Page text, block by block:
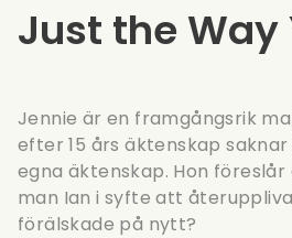
Just the Way
Jennie är en framgångsrik
efter 15 års äktenskap
egna äktenskap. Hon
man Ian i syfte att
förälskade på nytt?